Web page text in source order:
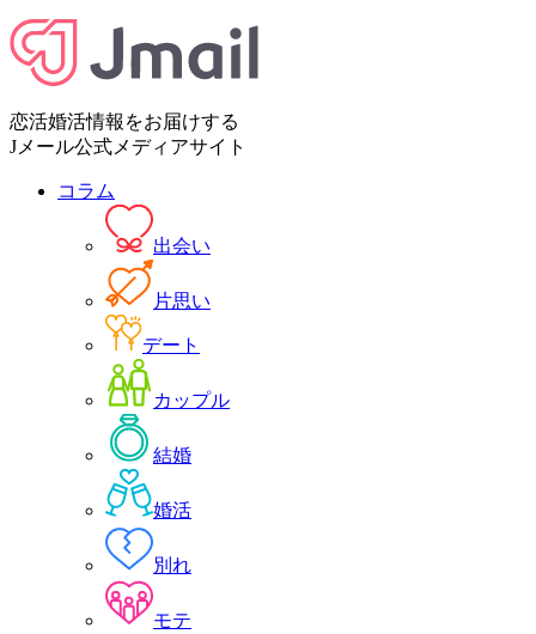
恋活婚活情報をお届けする
Jメール公式メディアサイト
コラム
出会い
片思い
デート
カップル
結婚
婚活
別れ
モテ